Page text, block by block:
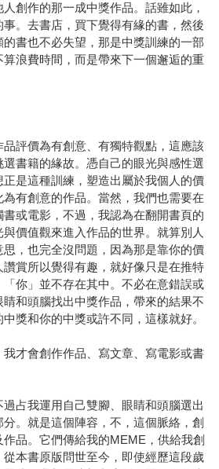
創作的那一成中獎作品。話雖如此，
。去書店，買下覺得有緣的書，然後
書也不必失望，那是中獎訓練的一部
浪費時間，而是帶來下一個邂逅的重
評價為有創意、有獨特觀點，這應該
書籍的緣故。憑自己的眼光與感性選
是這種訓練，塑造出屬於我個人的價
有創意的作品。當然，我們也需要在
或電影，不過，我認為在翻開書頁的
價值觀來進入作品的世界。就算別人
，也完全沒問題，因為那是靠你的價
賞所以覺得有趣，就好像只是在推特
「你」並不存在其中。不必在意錯誤或
和頭腦找出中獎作品，帶來的結果不
獎和你的中獎或許不同，這樣就好。
才會創作作品、寫文章、寫電影或書
占我運用自己雙腳、眼睛和頭腦選出
。就是這個陣容，不，這個脈絡，創
品。它們傳給我的MEME，供給我創
本書原版問世至今，即使經歷這段歲